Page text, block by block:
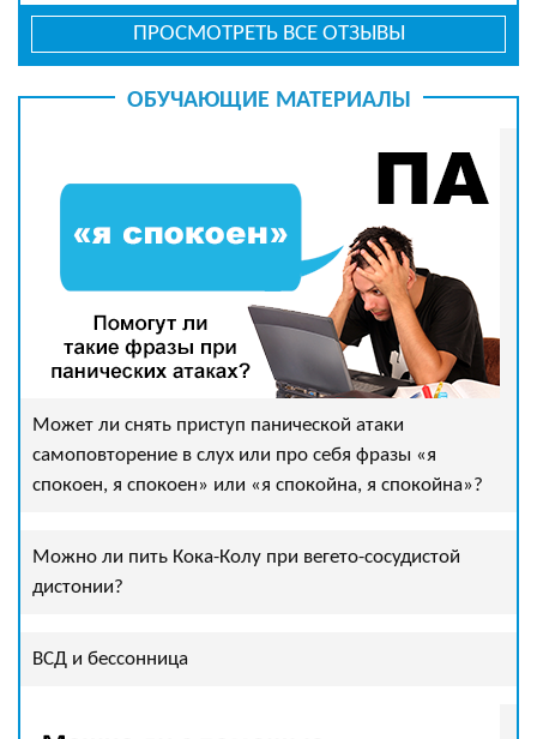
ПРОСМОТРЕТЬ ВСЕ ОТЗЫВЫ
ОБУЧАЮЩИЕ МАТЕРИАЛЫ
Может ли снять приступ панической атаки
самоповторение в слух или про себя фразы «я
спокоен, я спокоен» или «я спокойна, я спокойна»?
Можно ли пить Кока-Колу при вегето-сосудистой
дистонии?
ВСД и бессонница